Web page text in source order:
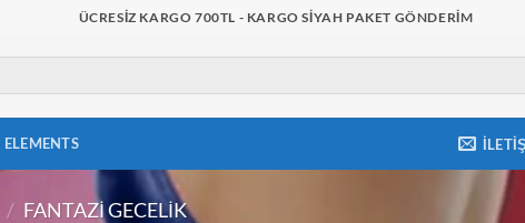
ÜCRESIZ KARGO 700TL - KARGO SIYAH PAKET GÖNDERIM
ELEMENTS
/ FANTAZI GECELIK